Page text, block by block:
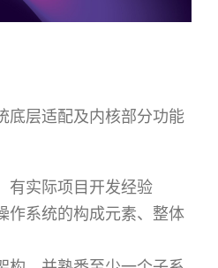
底层适配及内核部分功能
有实际项目开发经验
作系统的构成元素、整体